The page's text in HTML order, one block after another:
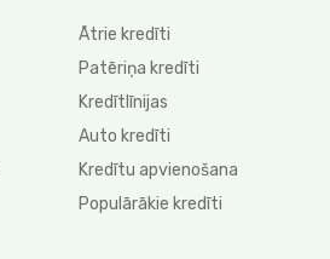
Ātrie kredīti
Patēriņa kredīti
Kredītlīnijas
Auto kredīti
Kredītu apvienošana
Populārākie kredīti